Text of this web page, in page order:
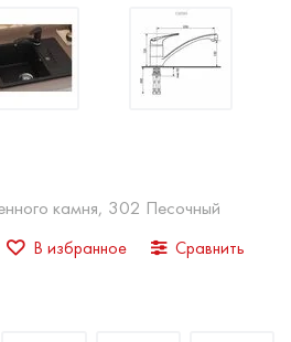
камня, 302 Песочный
В избранное Сравнить